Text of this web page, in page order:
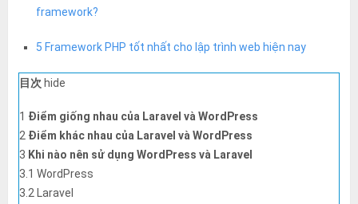
framework?
5 Framework PHP tốt nhất cho lập trình web hiện nay
目次 hide
1 Điểm giống nhau của Laravel và WordPress
2 Điểm khác nhau của Laravel và WordPress
3 Khi nào nên sử dụng WordPress và Laravel
3.1 WordPress
3.2 Laravel